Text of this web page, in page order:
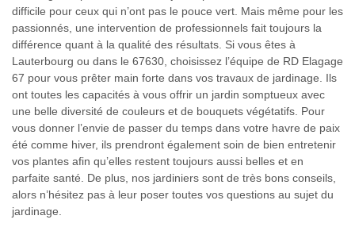
difficile pour ceux qui n’ont pas le pouce vert. Mais même pour les
passionnés, une intervention de professionnels fait toujours la
différence quant à la qualité des résultats. Si vous êtes à
Lauterbourg ou dans le 67630, choisissez l’équipe de RD Elagage
67 pour vous prêter main forte dans vos travaux de jardinage. Ils
ont toutes les capacités à vous offrir un jardin somptueux avec
une belle diversité de couleurs et de bouquets végétatifs. Pour
vous donner l’envie de passer du temps dans votre havre de paix
été comme hiver, ils prendront également soin de bien entretenir
vos plantes afin qu’elles restent toujours aussi belles et en
parfaite santé. De plus, nos jardiniers sont de très bons conseils,
alors n’hésitez pas à leur poser toutes vos questions au sujet du
jardinage.